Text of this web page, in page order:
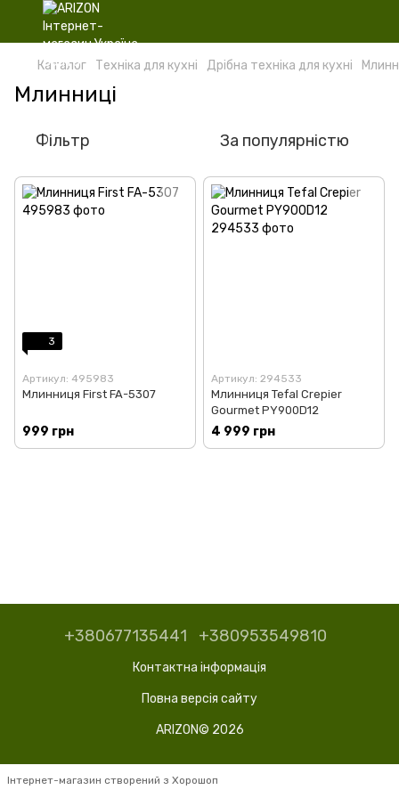
Каталог Техніка для кухні Дрібна техніка для кухні
Млинниці
Фільтр За популярністю
3
Артикул: 495983
Млинниця First FA-5307
999 грн
Артикул: 294533
Млинниця Tefal Crepier
Gourmet PY900D12
4 999 грн
+380677135441 +380953549810
Контактна інформація
Повна версія сайту
ARIZON© 2026
Інтернет-магазин створений з Хорошоп